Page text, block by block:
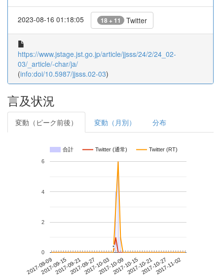
2023-08-16 01:18:05 18 + 11 Twitter
https://www.jstage.jst.go.jp/article/jjsss/24/2/24_02-
03/_article/-char/ja/
(info:doi/10.5987/jjsss.02-03)
言及状況
変動（ピーク前後） 変動（月別） 分布
合計 Twitter (通常) Twitter (RT)
2017-09-092017-09-152017-09-212017-09-272017-10-032017-10-092017-10-152017-10-212017-10-272017-11-02
0
2
4
6
*
*